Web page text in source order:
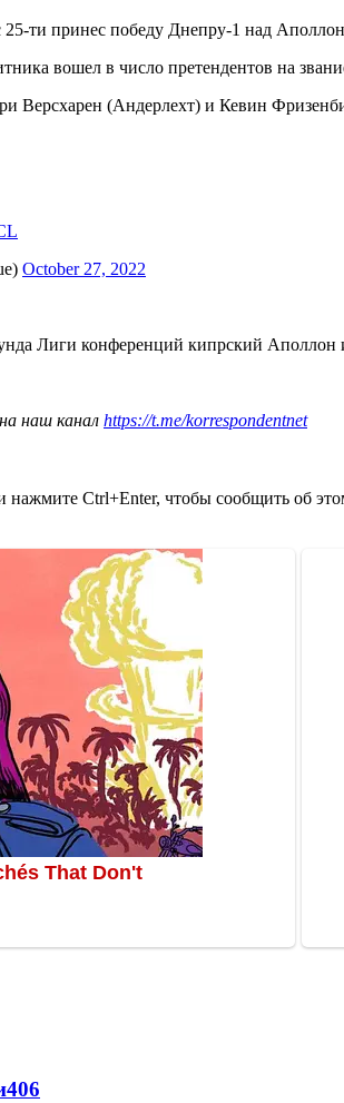
ти принес победу Днепру-1 над
вошел в число претендентов на
Версхарен (Андерлехт) и Кевин
October 27, 2022
Лиги конференций кипрский Аполлон
наш канал https://t.me/korrespondentnet
Ctrl+Enter, чтобы сообщить об
406